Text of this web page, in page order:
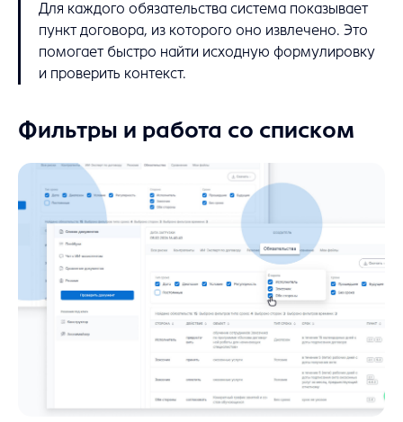
Для каждого обязательства система показывает
пункт договора, из которого оно извлечено. Это
помогает быстро найти исходную формулировку
и проверить контекст.
Фильтры и работа со списком